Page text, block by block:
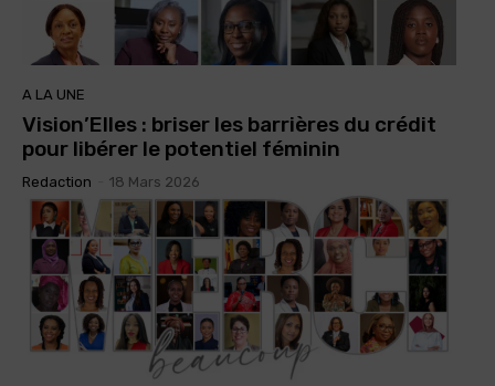
A LA UNE
Vision’Elles : briser les barrières du crédit
pour libérer le potentiel féminin
Redaction 18 Mars 2026